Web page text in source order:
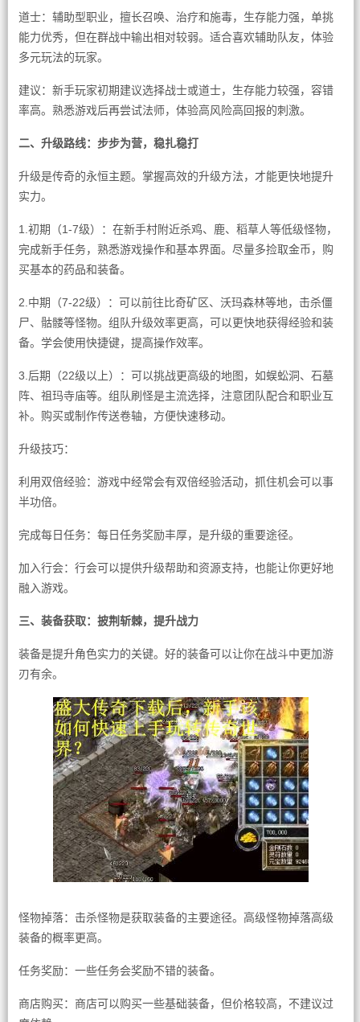
道士：辅助型职业，擅长召唤、治疗和施毒，生存能力强，单挑
能力优秀，但在群战中输出相对较弱。适合喜欢辅助队友，体验
多元玩法的玩家。
建议：新手玩家初期建议选择战士或道士，生存能力较强，容错
率高。熟悉游戏后再尝试法师，体验高风险高回报的刺激。
二、升级路线：步步为营，稳扎稳打
升级是传奇的永恒主题。掌握高效的升级方法，才能更快地提升
实力。
1.初期（1-7级）：在新手村附近杀鸡、鹿、稻草人等低级怪物，
完成新手任务，熟悉游戏操作和基本界面。尽量多捡取金币，购
买基本的药品和装备。
2.中期（7-22级）：可以前往比奇矿区、沃玛森林等地，击杀僵
尸、骷髅等怪物。组队升级效率更高，可以更快地获得经验和装
备。学会使用快捷键，提高操作效率。
3.后期（22级以上）：可以挑战更高级的地图，如蜈蚣洞、石墓
阵、祖玛寺庙等。组队刷怪是主流选择，注意团队配合和职业互
补。购买或制作传送卷轴，方便快速移动。
升级技巧：
利用双倍经验：游戏中经常会有双倍经验活动，抓住机会可以事
半功倍。
完成每日任务：每日任务奖励丰厚，是升级的重要途径。
加入行会：行会可以提供升级帮助和资源支持，也能让你更好地
融入游戏。
三、装备获取：披荆斩棘，提升战力
装备是提升角色实力的关键。好的装备可以让你在战斗中更加游
刃有余。
怪物掉落：击杀怪物是获取装备的主要途径。高级怪物掉落高级
装备的概率更高。
任务奖励：一些任务会奖励不错的装备。
商店购买：商店可以购买一些基础装备，但价格较高，不建议过